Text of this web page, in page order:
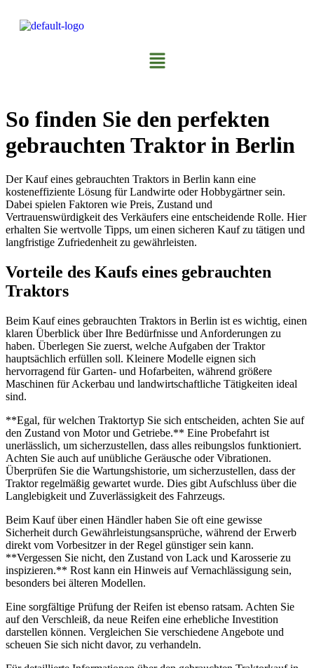
So finden Sie den perfekten
gebrauchten Traktor in Berlin
Der Kauf eines gebrauchten Traktors in Berlin kann eine
kosteneffiziente Lösung für Landwirte oder Hobbygärtner sein.
Dabei spielen Faktoren wie Preis, Zustand und
Vertrauenswürdigkeit des Verkäufers eine entscheidende Rolle. Hier
erhalten Sie wertvolle Tipps, um einen sicheren Kauf zu tätigen und
langfristige Zufriedenheit zu gewährleisten.
Vorteile des Kaufs eines gebrauchten
Traktors
Beim Kauf eines gebrauchten Traktors in Berlin ist es wichtig, einen
klaren Überblick über Ihre Bedürfnisse und Anforderungen zu
haben. Überlegen Sie zuerst, welche Aufgaben der Traktor
hauptsächlich erfüllen soll. Kleinere Modelle eignen sich
hervorragend für Garten- und Hofarbeiten, während größere
Maschinen für Ackerbau und landwirtschaftliche Tätigkeiten ideal
sind.
**Egal, für welchen Traktortyp Sie sich entscheiden, achten Sie auf
den Zustand von Motor und Getriebe.** Eine Probefahrt ist
unerlässlich, um sicherzustellen, dass alles reibungslos funktioniert.
Achten Sie auch auf unübliche Geräusche oder Vibrationen.
Überprüfen Sie die Wartungshistorie, um sicherzustellen, dass der
Traktor regelmäßig gewartet wurde. Dies gibt Aufschluss über die
Langlebigkeit und Zuverlässigkeit des Fahrzeugs.
Beim Kauf über einen Händler haben Sie oft eine gewisse
Sicherheit durch Gewährleistungsansprüche, während der Erwerb
direkt vom Vorbesitzer in der Regel günstiger sein kann.
**Vergessen Sie nicht, den Zustand von Lack und Karosserie zu
inspizieren.** Rost kann ein Hinweis auf Vernachlässigung sein,
besonders bei älteren Modellen.
Eine sorgfältige Prüfung der Reifen ist ebenso ratsam. Achten Sie
auf den Verschleiß, da neue Reifen eine erhebliche Investition
darstellen können. Vergleichen Sie verschiedene Angebote und
scheuen Sie sich nicht davor, zu verhandeln.